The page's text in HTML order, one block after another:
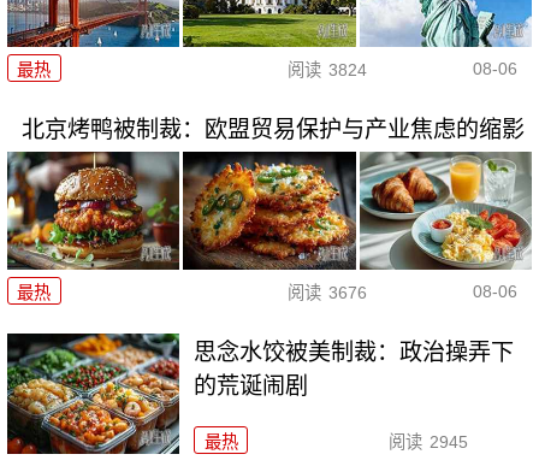
最热 阅读 3824 08-06
北京烤鸭被制裁：欧盟贸易保护与产业焦虑的缩影
最热 阅读 3676 08-06
思念水饺被美制裁：政治操弄下
的荒诞闹剧
最热 阅读 2945